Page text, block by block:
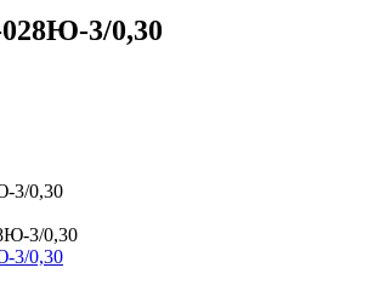
3/0,30
3/0,30
3/0,30